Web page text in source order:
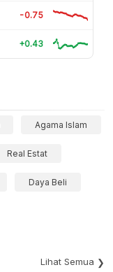
-0.75
+0.43
Agama Islam
Real Estat
Daya Beli
Lihat Semua